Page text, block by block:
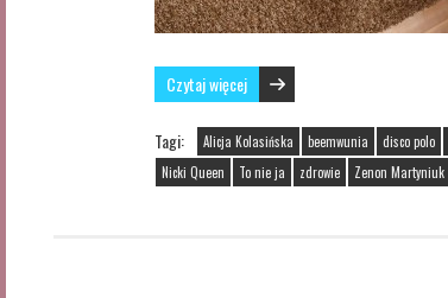
Czytaj więcej
Tagi: Alicja Kolasińska beemwunia disco polo
Nicki Queen
To nie ja zdrowie Zenon Martyniuk